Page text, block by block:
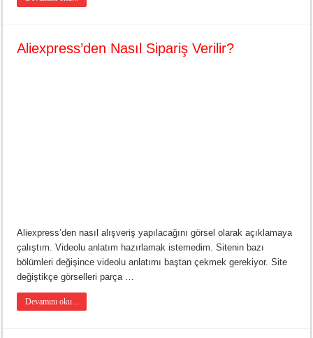
Aliexpress’den Nasıl Sipariş Verilir?
Aliexpress’den nasıl alışveriş yapılacağını görsel olarak açıklamaya
çalıştım. Videolu anlatım hazırlamak istemedim. Sitenin bazı
bölümleri değişince videolu anlatımı baştan çekmek gerekiyor. Site
değiştikçe görselleri parça …
Devamını oku...